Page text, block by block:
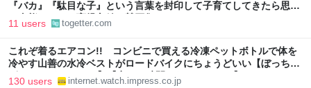
『バカ』『駄目な子』という言葉を封印して子育てしてきたら思わ
ぬ事態に←この育児方針に賛否集まる
11 users togetter.com
これぞ着るエアコン!! コンビニで買える冷凍ペットボトルで体を
冷やす山善の水冷ベストがロードバイクにちょうどいい【ぼっち・
ざ・ろーど！その14】【空いた時間でなにしてる？】
130 users internet.watch.impress.co.jp